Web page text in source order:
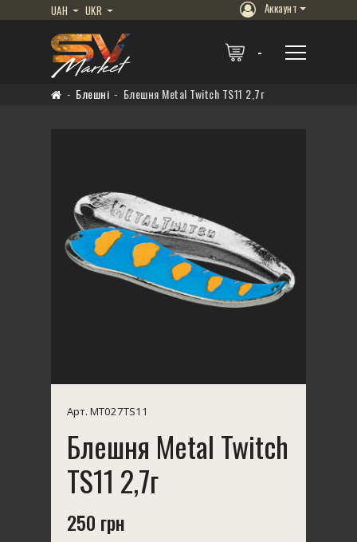
UAH UKR Аккаунт
Блешні Блешня Metal Twitch TS11 2,7г
Арт. MT027TS11
Блешня Metal Twitch
TS11 2,7г
250 грн